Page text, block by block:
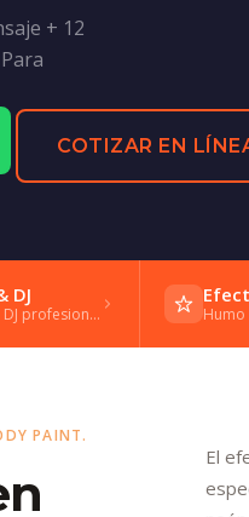
+ 12
COTIZAR EN
DJ
JBL · QSC · DJ profesional · Shure
PAINT.
El